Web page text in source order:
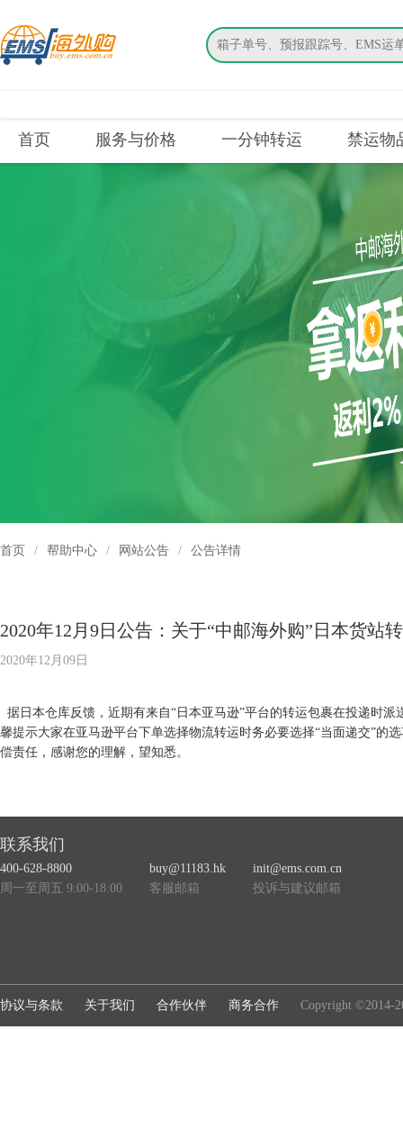
搜索
首页 服务与价格 一分钟转运 禁运物
首页 / 帮助中心 / 网站公告 / 公告详情
2020年12月9日公告：关于“中邮海外购”日本货站
2020年12月09日
据日本仓库反馈，近期有来自“日本亚马逊”平台的转运包裹在投递时
馨提示大家在亚马逊平台下单选择物流转运时务必要选择“当面递交”的
偿责任，感谢您的理解，望知悉。
联系我们
400-628-8800
周一至周五 9:00-18:00
buy@11183.hk
客服邮箱
init@ems.com.cn
投诉与建议邮箱
协议与条款 关于我们 合作伙伴 商务合作 Copyright ©2014-